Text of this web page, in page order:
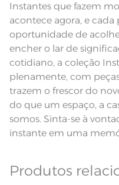
Instruções de Lavagem
Observações
Fios
Instantes que fazem
acontece agora, e
oportunidade de
encher o lar de
cotidiano, a coleção
plenamente, com
trazem o frescor do
do que um espaço, a
somos. Sinta-se à
instante em uma
Produtos